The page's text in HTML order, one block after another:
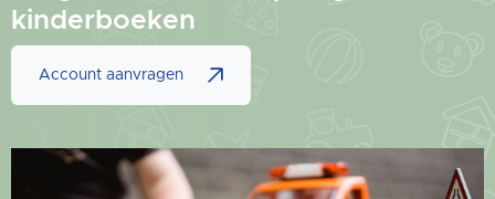
kinderboeken
Account aanvragen